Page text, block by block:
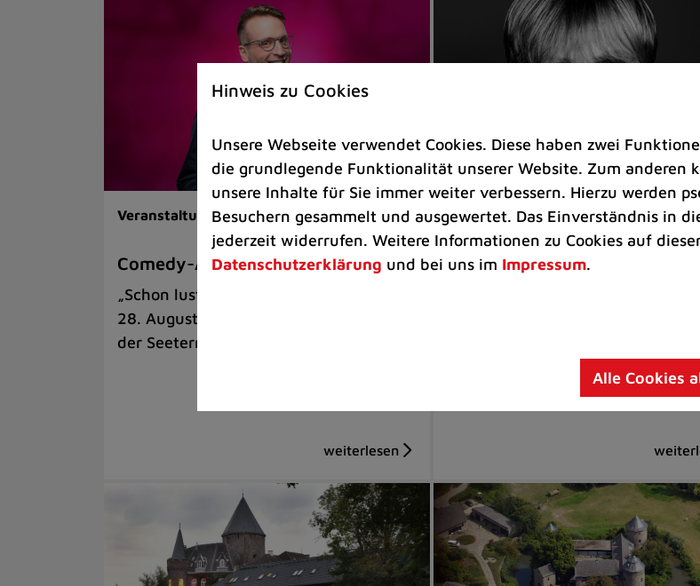
Veranstaltungen | Kunst & Kultur
Comedy-Abend mit Benni Stark
„Schon lustig, wenn’s witzig ist!“ am
28. August auf der Sommerbühne an
der Seeterrasse
Veranstaltungen
Kultkicker Ansgar Brinkmann
Hinweis zu Cookies
Unsere Webseite verwendet Cookies. Diese haben zwei
die grundlegende Funktionalität unserer Website. Zum anderen
unsere Inhalte für Sie immer weiter verbessern. Hierzu werden
Besuchern gesammelt und ausgewertet. Das Einverständnis in
jederzeit widerrufen. Weitere Informationen zu Cookies auf
Datenschutzerklärung und bei uns im Impressum.
Alle Cookies